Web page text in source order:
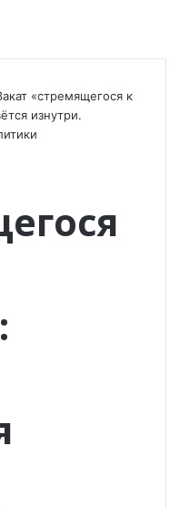
«стремящегося к
изнутри.